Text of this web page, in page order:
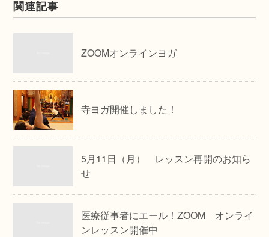
関連記事
ZOOMオンラインヨガ
寺ヨガ開催しました！
5月11日（月） レッスン再開のお知ら
せ
医療従事者にエール！ZOOM オンライ
ンレッスン開催中